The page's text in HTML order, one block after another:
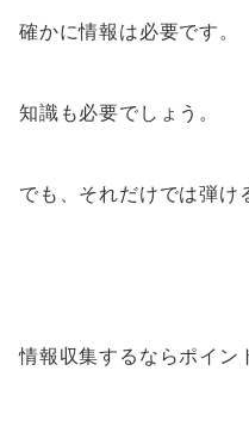
確かに情報は必要です。
知識も必要でしょう。
でも、それだけでは弾け
情報収集するならポイン